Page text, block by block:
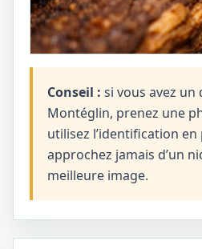
Conseil : si vous avez un
Montéglin, prenez une
utilisez l’identification
approchez jamais d’un
meilleure image.